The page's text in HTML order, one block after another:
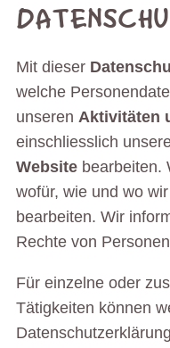
Mit dieser
welche
unseren Aktivitäten
einschliesslich
Website bearbeiten.
wofür, wie und wo
bearbeiten. Wir
Rechte von
Für einzelne oder
Tätigkeiten können